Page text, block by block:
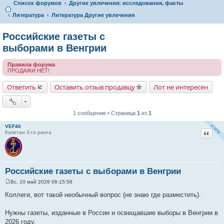
Список форумов
Другие увлечения: исследования, факты
Литература
Литература Другие увлечения
Российские газеты с
выборами в Венгрии
Правила форума
ПРОДАЖИ НЕТ!
Ответить Оставить отзыв продавцу Лот не интересен
1 сообщение • Страница 1 из 1
VEF46
Капитан 3-го ранга
Российские газеты с выборами в Венгрии
о
е
н
Вс, 10 май 2026 06:15:56
Коллеги, вот такой необычный вопрос (не знаю где разместить).
Нужны газеты, изданные в России и освещавшие выборы в Венгрии в
2026 году.